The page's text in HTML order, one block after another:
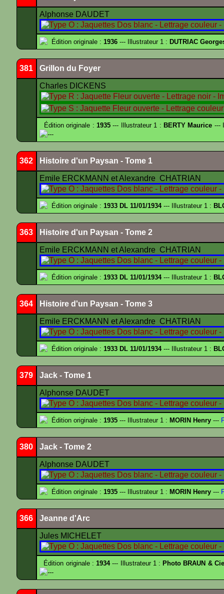
Alphonse DAUDET
Édition originale : 1936 --- Illustrateur 1 : DUTRIAC
381 Grillon du Foyer
Charles DICKENS
Édition originale : 1935--- Illustrateur 1 : BERTY Maurice ---
---
362 Histoire d'un Paysan - Tome 1
Emile ERCKMANN et Alexandre CHATRIAN
Édition originale : 1933 DL 11/01/1934--- Illustrateur 1 :
363 Histoire d'un Paysan - Tome 2
Emile ERCKMANN et Alexandre CHATRIAN
Édition originale : 1933 DL 11/01/1934--- Illustrateur 1 :
364 Histoire d'un Paysan - Tome 3
Emile ERCKMANN et Alexandre CHATRIAN
Édition originale : 1933 DL 11/01/1934--- Illustrateur 1 :
379 Jack - Tome 1
Alphonse DAUDET
Édition originale : 1935 --- Illustrateur 1 : MORIN Henry ---
380 Jack - Tome 2
Alphonse DAUDET
Édition originale : 1935 --- Illustrateur 1 : MORIN Henry ---
366 Jeanne d'Arc
Jules MICHELET
Édition originale :1934--- Illustrateur 1 : Photo BRAUN &
---